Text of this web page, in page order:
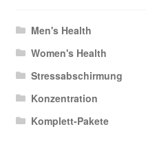
Men's Health
Women's Health
Stressabschirmung
Konzentration
Komplett-Pakete